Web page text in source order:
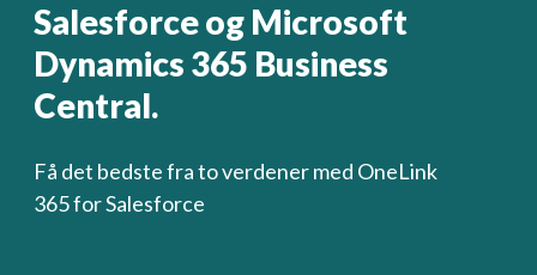
Salesforce og Microsoft
Dynamics 365 Business
Central.
Få det bedste fra to verdener med OneLink
365 for Salesforce